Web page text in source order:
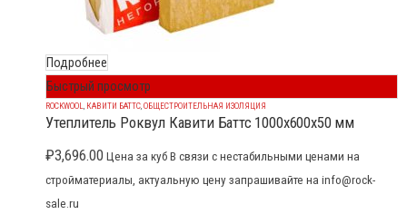
Подробнее
Быстрый просмотр
ROCKWOOL КАВИТИ БАТТС ОБЩЕСТРОИТЕЛЬНАЯ ИЗОЛЯЦИЯ
Утеплитель Роквул Кавити Баттс 1000x600x50 мм
₽3,696.00 Цена за куб В связи с нестабильными ценами на
стройматериалы, актуальную цену запрашивайте на info@rock-
sale.ru